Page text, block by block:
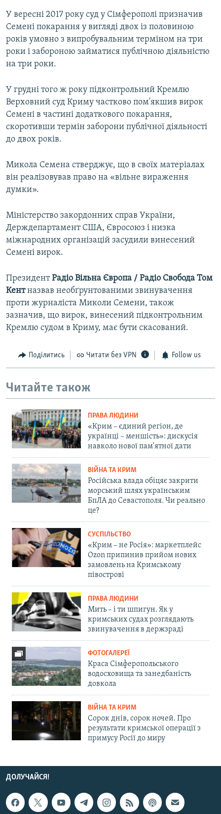
У вересні 2017 року суд у Сімферополі призначив
Семені покарання у вигляді двох із половиною
років умовно з випробувальним терміном на три
роки і забороною займатися публічною діяльністю
на три роки.
У грудні того ж року підконтрольний Кремлю
Верховний суд Криму частково пом'якшив вирок
Семені в частині додаткового покарання,
скоротивши термін заборони публічної діяльності
до двох років.
Микола Семена стверджує, що в своїх матеріалах
він реалізовував право на «вільне вираження
думки».
Міністерство закордонних справ України,
Держдепартамент США, Євросоюз і низка
міжнародних організацій засудили винесений
Семені вирок.
ПрезидентРадіо Вільна Європа / Радіо Свобода Том
Кентназвав необґрунтованими звинувачення
проти журналіста Миколи Семени, також
зазначив, що вирок, винесений підконтрольним
Кремлю судом в Криму, має бути скасований.
Поділитись Читати без VPN Follow us
Читайте також
ПРАВА ЛЮДИНИ
«Крим – єдиний регіон, де
українці – меншість»: дискусія
навколо нової пам'ятної дати
ВІЙНА ТА КРИМ
Російська влада обіцяє закрити
морський шлях українським
БпЛА до Севастополя. Чи реально
це?
СУСПІЛЬСТВО
«Крим – не Росія»: маркетплейс
Ozon припинив прийом нових
замовлень на Кримському
півострові
ПРАВА ЛЮДИНИ
Мить – і ти шпигун. Як у
кримських судах розглядають
звинувачення в держзраді
ФОТОГАЛЕРЕЇ
Краса Сімферопольського
водосховища та занедбаність
довкола
ВІЙНА ТА КРИМ
Сорок днів, сорок ночей. Про
результати кримської операції з
примусу Росії до миру
ДОЛУЧАЙСЯ!